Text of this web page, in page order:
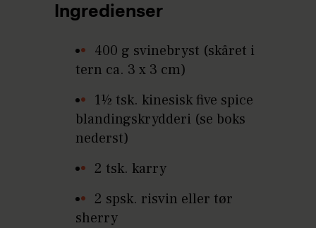
Ingredienser
400 g svinebryst (skåret i
tern ca. 3 x 3 cm)
1½ tsk. kinesisk five spice
blandingskrydderi (se boks
nederst)
2 tsk. karry
2 spsk. risvin eller tør
sherry